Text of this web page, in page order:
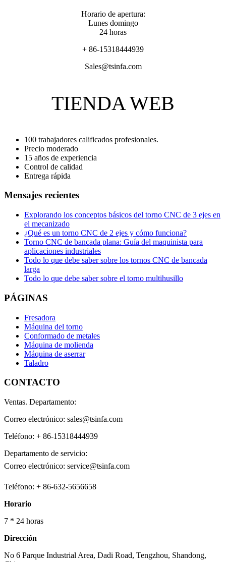
Horario de apertura:
Lunes domingo
24 horas
+ 86-15318444939
Sales@tsinfa.com
TIENDA WEB
100 trabajadores calificados profesionales.
Precio moderado
15 años de experiencia
Control de calidad
Entrega rápida
Mensajes recientes
Explorando los conceptos básicos del torno CNC de 3 ejes en
el mecanizado
¿Qué es un torno CNC de 2 ejes y cómo funciona?
Torno CNC de bancada plana: Guía del maquinista para
aplicaciones industriales
Todo lo que debe saber sobre los tornos CNC de bancada
larga
Todo lo que debe saber sobre el torno multihusillo
PÁGINAS
Fresadora
Máquina del torno
Conformado de metales
Máquina de molienda
Máquina de aserrar
Taladro
CONTACTO
Ventas. Departamento:
Correo electrónico: sales@tsinfa.com
Teléfono: + 86-15318444939
Departamento de servicio:
Correo electrónico: service@tsinfa.com
Teléfono: + 86-632-5656658
Horario
7 * 24 horas
Dirección
No 6 Parque Industrial Area, Dadi Road, Tengzhou, Shandong,